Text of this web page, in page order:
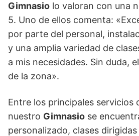
Gimnasio lo valoran con una
5. Uno de ellos comenta:
por parte del personal,
y una amplia variedad de
a mis necesidades. Sin duda,
de la zona».
Entre los principales servicios
nuestro Gimnasio se
personalizado, clases